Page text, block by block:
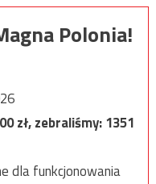
Polonia!
zł, zebraliśmy:1351
dla funkcjonowania